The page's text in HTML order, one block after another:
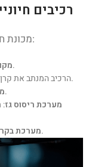
רכיבים
מכונת חיתוך פייבר לייזר מורכבת מהרכיבים הבאים:
: יחידת הפייבר לייזר המייצרת את קרן הלייזר.
: הרכיב המנתב את קרן הלייזר אל החומר ומבצע את החיתוך.
: משטח ממוגן עליו מונח החומר לחיתוך.
מערכת ריסוס גז:
מערכת: ממשק ממוחשב לתכנות ובקרה על תהליך החיתוך.